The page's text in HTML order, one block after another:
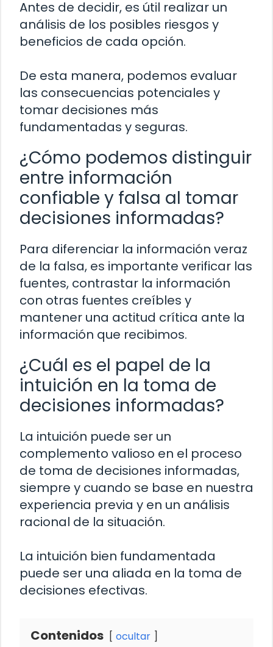
Antes de decidir, es útil realizar un
análisis de los posibles riesgos y
beneficios de cada opción.
De esta manera, podemos evaluar
las consecuencias potenciales y
tomar decisiones más
fundamentadas y seguras.
¿Cómo podemos distinguir
entre información
confiable y falsa al tomar
decisiones informadas?
Para diferenciar la información veraz
de la falsa, es importante verificar las
fuentes, contrastar la información
con otras fuentes creíbles y
mantener una actitud crítica ante la
información que recibimos.
¿Cuál es el papel de la
intuición en la toma de
decisiones informadas?
La intuición puede ser un
complemento valioso en el proceso
de toma de decisiones informadas,
siempre y cuando se base en nuestra
experiencia previa y en un análisis
racional de la situación.
La intuición bien fundamentada
puede ser una aliada en la toma de
decisiones efectivas.
Contenidos ocultar